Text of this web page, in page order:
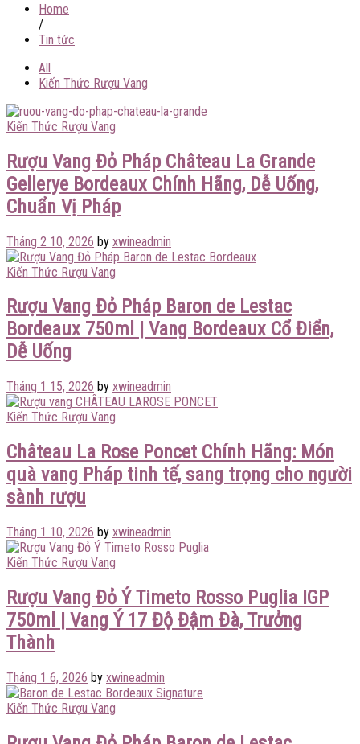
Home
/
Tin tức
All
Kiến Thức Rượu Vang
Kiến Thức Rượu Vang
Rượu Vang Đỏ Pháp Château La Grande
Gellerye Bordeaux Chính Hãng, Dễ Uống,
Chuẩn Vị Pháp
Tháng 2 10, 2026 by xwineadmin
Kiến Thức Rượu Vang
Rượu Vang Đỏ Pháp Baron de Lestac
Bordeaux 750ml | Vang Bordeaux Cổ Điển,
Dễ Uống
Tháng 1 15, 2026 by xwineadmin
Kiến Thức Rượu Vang
Château La Rose Poncet Chính Hãng: Món
quà vang Pháp tinh tế, sang trọng cho người
sành rượu
Tháng 1 10, 2026 by xwineadmin
Kiến Thức Rượu Vang
Rượu Vang Đỏ Ý Timeto Rosso Puglia IGP
750ml | Vang Ý 17 Độ Đậm Đà, Trưởng
Thành
Tháng 1 6, 2026 by xwineadmin
Kiến Thức Rượu Vang